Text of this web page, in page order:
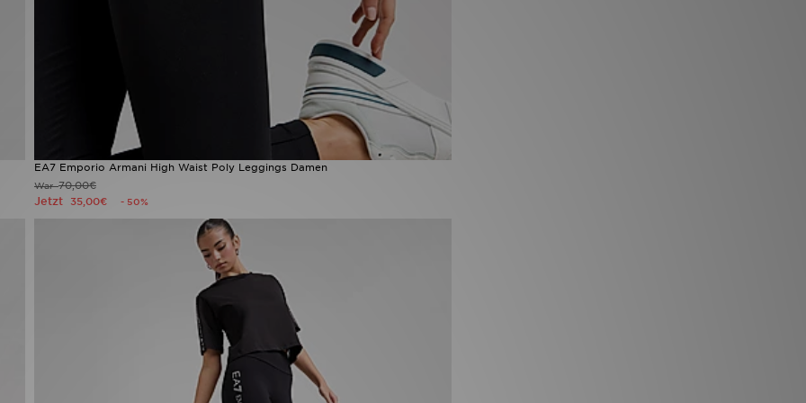
EA7 Emporio Armani High Waist Poly Leggings Damen
War70,00€
Jetzt 35,00€ - 50%